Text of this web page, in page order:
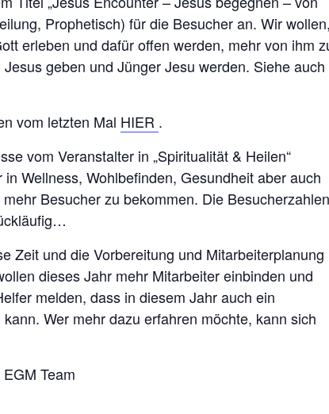
Prophetisch) für die Besucher an. Wir
erleben und dafür offen werden, mehr von ihm
geben und Jünger Jesu werden. Siehe auch
vom letzten Mal HIER .
vom Veranstalter in „Spiritualität & Heilen“
Wellness, Wohlbefinden, Gesundheit aber auch
Besucher zu bekommen. Die Besucherzahlen
Zeit und die Vorbereitung und Mitarbeiterplanung
dieses Jahr mehr Mitarbeiter einbinden und
melden, dass in diesem Jahr auch ein
Wer mehr dazu erfahren möchte, kann sich
Team